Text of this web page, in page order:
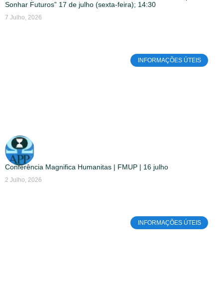
Sonhar Futuros” 17 de julho (sexta-feira); 14:30
7 Julho, 2026
INFORMAÇÕES ÚTEIS
Conferência Magnifica Humanitas | FMUP | 16 julho
2 Julho, 2026
INFORMAÇÕES ÚTEIS